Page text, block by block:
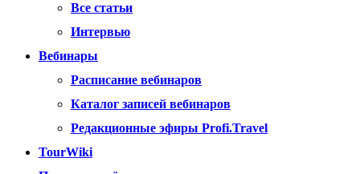
Все статьи
Интервью
Вебинары
Расписание вебинаров
Каталог записей вебинаров
Редакционные эфиры Profi.Travel
TourWiki